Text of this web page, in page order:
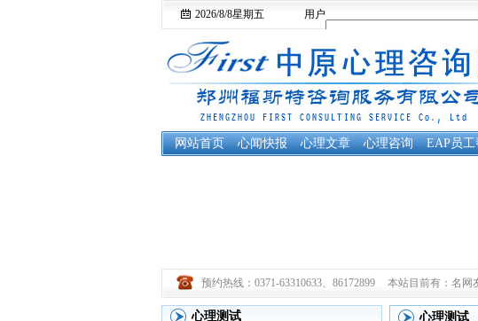
2026/8/8星期五 用户
网站首页 心闻快报 心理文章 心理咨询 EAP员
预约热线：0371-63310633、86172899 本站目前有： 名网
心理测试 心理测试